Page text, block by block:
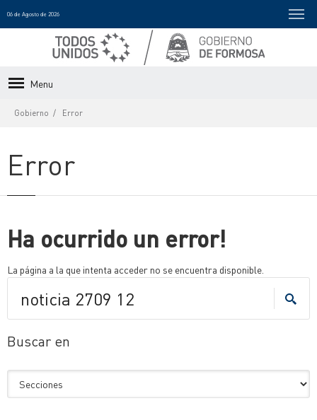
06 de Agosto de 2026
Menu
Gobierno Error
Error
Ha ocurrido un error!
La página a la que intenta acceder no se encuentra disponible.
Buscar en